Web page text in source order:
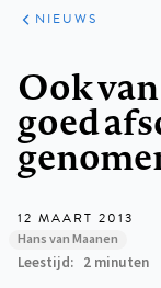
ARTIKELEN
HET
KORT
NIEUWS
Ook
goed
12 MAART 2013
Hans van Maanen
Leestijd 2 minuten